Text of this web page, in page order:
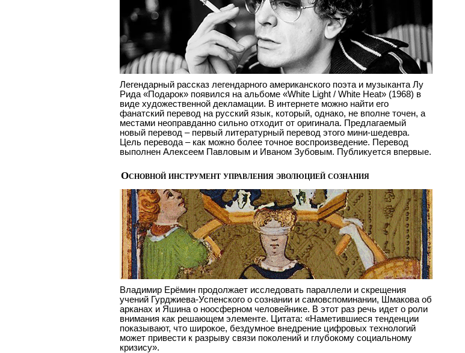
Легендарный рассказ легендарного американского поэта и музыканта Лу
Рида «Подарок» появился на альбоме «White Light / White Heat» (1968) в
виде художественной декламации. В интернете можно найти его
фанатский перевод на русский язык, который, однако, не вполне точен, а
местами неоправданно сильно отходит от оригинала. Предлагаемый
новый перевод – первый литературный перевод этого мини-шедевра.
Цель перевода – как можно более точное воспроизведение. Перевод
выполнен Алексеем Павловым и Иваном Зубовым. Публикуется впервые.
Основной инструмент управления эволюцией сознания
Владимир Ерёмин продолжает исследовать параллели и скрещения
учений Гурджиева-Успенского о сознании и самовспоминании, Шмакова об
арканах и Яшина о ноосферном человейнике. В этот раз речь идет о роли
внимания как решающем элементе. Цитата: «Наметившиеся тенденции
показывают, что широкое, бездумное внедрение цифровых технологий
может привести к разрыву связи поколений и глубокому социальному
кризису».